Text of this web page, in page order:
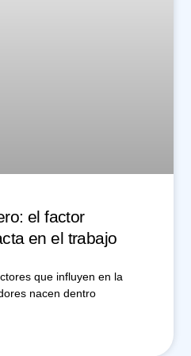
el factor
en el trabajo
que influyen en la
nacen dentro